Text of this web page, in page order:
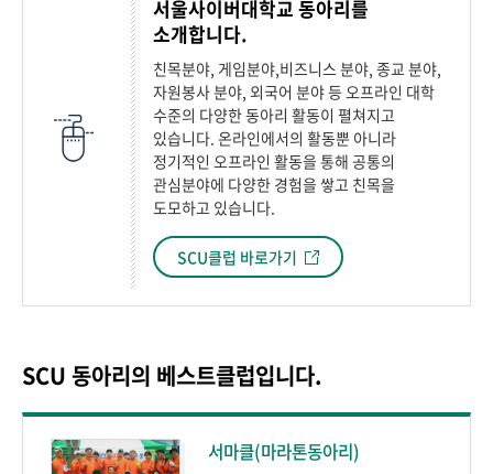
서울사이버대학교 동아리를
소개합니다.
친목분야, 게임분야,비즈니스 분야, 종교 분야,
자원봉사 분야, 외국어 분야 등 오프라인 대학
수준의 다양한 동아리 활동이 펼쳐지고
있습니다. 온라인에서의 활동뿐 아니라
정기적인 오프라인 활동을 통해 공통의
관심분야에 다양한 경험을 쌓고 친목을
도모하고 있습니다.
SCU클럽 바로가기
SCU 동아리의 베스트클럽입니다.
서마클(마라톤동아리)